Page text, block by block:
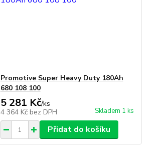
Promotive Super Heavy Duty 180Ah
680 108 100
5 281 Kč/ks
4 364 Kč bez DPH Skladem 1 ks
Přidat do košíku